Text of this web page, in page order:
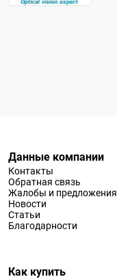
Данные компании
Контакты
Обратная связь
Жалобы и предложения
Новости
Статьи
Благодарности
Как купить